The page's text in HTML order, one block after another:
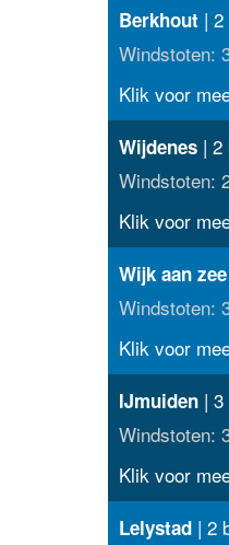
Berkhout| 2
Windstoten:
Klik voor
Wijdenes| 2
Windstoten:
Klik voor
Wijk aan zee
Windstoten:
Klik voor
IJmuiden| 3
Windstoten:
Klik voor
Lelystad| 2